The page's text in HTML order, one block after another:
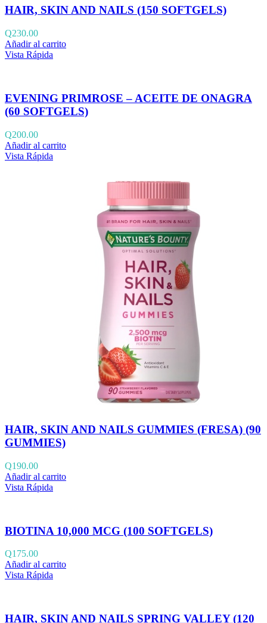
HAIR, SKIN AND NAILS (150 SOFTGELS)
Q230.00
Añadir al carrito
Vista Rápida
EVENING PRIMROSE – ACEITE DE ONAGRA
(60 SOFTGELS)
Q200.00
Añadir al carrito
Vista Rápida
HAIR, SKIN AND NAILS GUMMIES (FRESA) (90
GUMMIES)
Q190.00
Añadir al carrito
Vista Rápida
BIOTINA 10,000 MCG (100 SOFTGELS)
Q175.00
Añadir al carrito
Vista Rápida
HAIR, SKIN AND NAILS SPRING VALLEY (120